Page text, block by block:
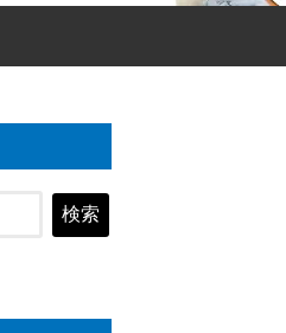
検索